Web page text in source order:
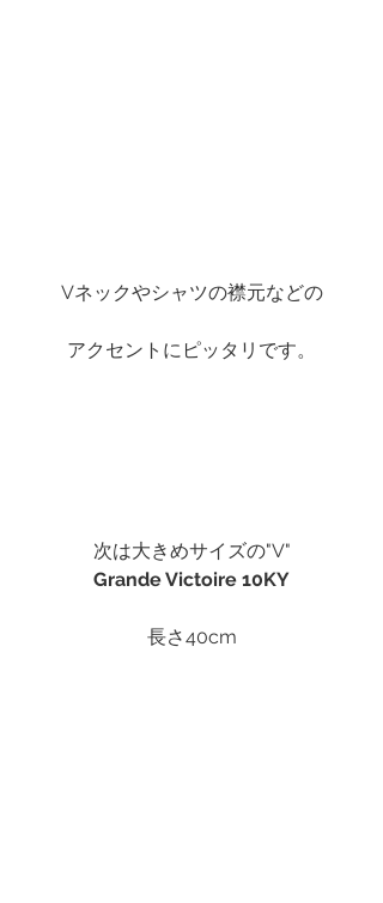
Vネックやシャツの襟元などの
アクセントにピッタリです。
次は大きめサイズの"V"
Grande Victoire 10KY
長さ40cm